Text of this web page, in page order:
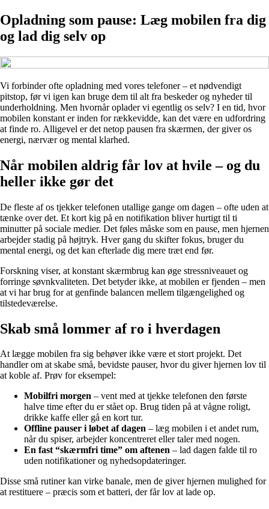
Opladning som pause: Læg mobilen fra dig
og lad dig selv op
Vi forbinder ofte opladning med vores telefoner – et nødvendigt
pitstop, før vi igen kan bruge dem til alt fra beskeder og nyheder til
underholdning. Men hvornår oplader vi egentlig os selv? I en tid, hvor
mobilen konstant er inden for rækkevidde, kan det være en udfordring
at finde ro. Alligevel er det netop pausen fra skærmen, der giver os
energi, nærvær og mental klarhed.
Når mobilen aldrig får lov at hvile – og du
heller ikke gør det
De fleste af os tjekker telefonen utallige gange om dagen – ofte uden at
tænke over det. Et kort kig på en notifikation bliver hurtigt til ti
minutter på sociale medier. Det føles måske som en pause, men hjernen
arbejder stadig på højtryk. Hver gang du skifter fokus, bruger du
mental energi, og det kan efterlade dig mere træt end før.
Forskning viser, at konstant skærmbrug kan øge stressniveauet og
forringe søvnkvaliteten. Det betyder ikke, at mobilen er fjenden – men
at vi har brug for at genfinde balancen mellem tilgængelighed og
tilstedeværelse.
Skab små lommer af ro i hverdagen
At lægge mobilen fra sig behøver ikke være et stort projekt. Det
handler om at skabe små, bevidste pauser, hvor du giver hjernen lov til
at koble af. Prøv for eksempel:
Mobilfri morgen – vent med at tjekke telefonen den første
halve time efter du er stået op. Brug tiden på at vågne roligt,
drikke kaffe eller gå en kort tur.
Offline pauser i løbet af dagen – læg mobilen i et andet rum,
når du spiser, arbejder koncentreret eller taler med nogen.
En fast “skærmfri time” om aftenen – lad dagen falde til ro
uden notifikationer og nyhedsopdateringer.
Disse små rutiner kan virke banale, men de giver hjernen mulighed for
at restituere – præcis som et batteri, der får lov at lade op.